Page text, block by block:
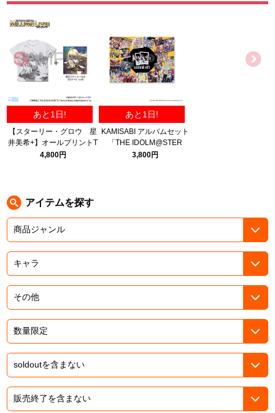
EVENT
その他先行受付
プレミアム会員とは
学園アイドルマスター
テイルズ オブ シリーズ
太鼓の達人
パックマン
ナムコクラシック
ガンダムシリーズ
ドラゴンボール
ラブライブ！
ラブライブ！サンシャイン‼
あと1日!
【スターリー・グロウ 星
井美希+】オールプリントT
シャツ 限定セット/WHITE-
4,800円
あと1日!
KAMISABI アルバムセット
「THE IDOLM@STER
MILLION LIVE!」
3,800円
アイテムを探す